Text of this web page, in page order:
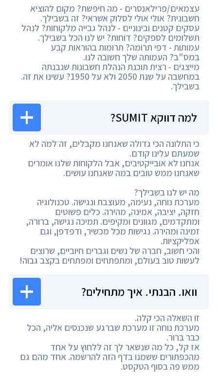
עצמאים/פרילאנסרים - מה חיפשת? מקום להוציא
חשבונית? אולי אולי לסלוק אשראי? זה בשבילך.
עסקים קטנים ובינוניים - לנהל גבייה מלקוחות? לנהל
תשלומים לספקים? דוחות? יש לנו הכל בשבילך.
עמותות - דפי תרומה? תרומות בהוראות קבע
במס"ב? העמותה שלך חשובה לנו.
מייצגים - רצית תוכנת הנהלת חשבונות שנבנתה
במחשבה על שנת 2050 ולא על 1950? עשינו את זה.
בשבילך.
למה דווקא SUMIT?
כי התלונה הכי גדולה שאנחנו מקבלים, זה למה לא
שמעתם עלינו קודם.
אנחנו לא אובייקטיבים, אבל הלקוחות שלנו אומרים
שאנחנו ממש טובים במה שאנחנו עושים.
מה יש לנו בשבילך?
מערכת נוחה, נעימה, מעוצבת ונגישה. טכנולוגיה
חזקה, יציבה, אמינה, מהירה. כלים פשוטים
ומתקדמים, מגוונים ומקיפים. תמיכה נגישה, ברורה,
זמינה ומהירה. נגישות מכל מכשיר, ודפדפן, וגם
אפליקציות.
והכי חשוב, חברה של נשים וגברים חיוביים, שרוצים
לעשות טוב בעולם, ומתפתחים ומפתחים בקצב גבוה!
וואו. הבנתי. איך מתחילים?
זו השאלה הכי קלה.
מערכת נוחה זו מערכת שברגע שנכנסים אליה, הכל
כבר ברור.
אז קל, כל מה שנשאר לך זה ללחוץ על אחד
מהכפתורים ששמנו בדף הזה להרשמה. אחד מהם גם
ממש פה בסוף הטקסט.